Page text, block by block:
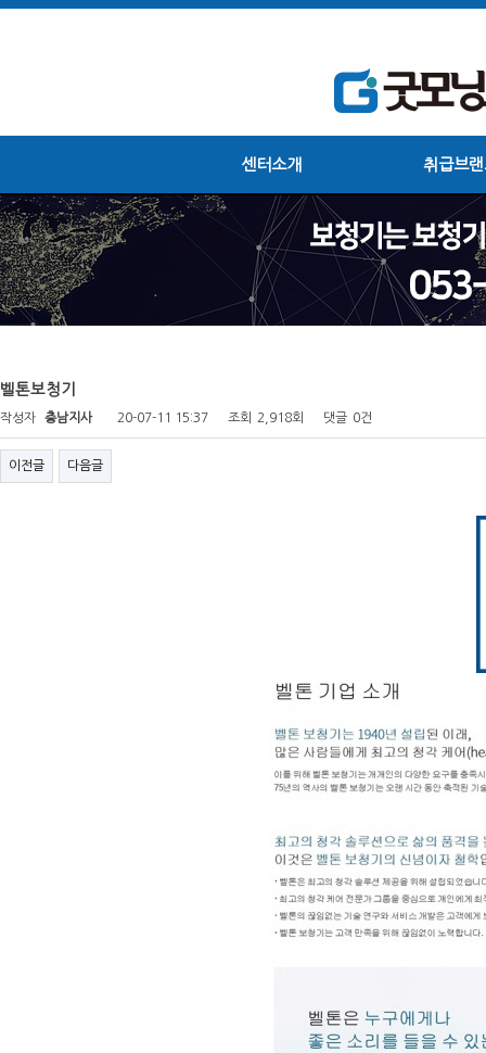
센터소개 취급브
벨톤보청기
작성자 충남지사 20-07-11 15:37 조회 2,918회 댓글 0건
이전글 다음글